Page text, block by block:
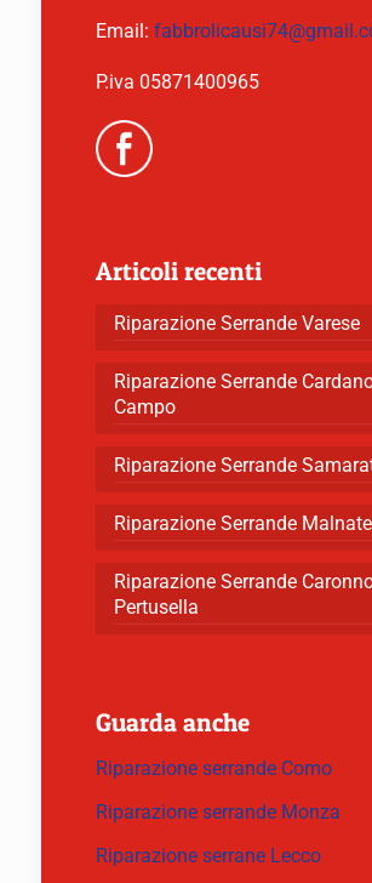
Email:
P.iva 05871400965
Articoli recenti
Riparazione Serrande Varese
Riparazione Serrande
Campo
Riparazione Serrande
Riparazione Serrande Malnate
Riparazione Serrande
Pertusella
Guarda anche
Riparazione serrande Como
Riparazione serrande Monza
Riparazione serrane Lecco